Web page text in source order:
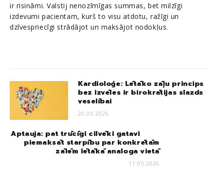
ir risināmi. Valstij nenozīmīgas summas, bet milzīgi
izdevumi pacientam, kurš to visu atdotu, ražīgi un
dzīvespriecīgi strādājot un maksājot nodokļus.
Kardioloģe: Lētāko zāļu princips
bez izvēles ir birokrātijas slazds
veselībai
20.05.2026
Aptauja: pat trūcīgi cilvēki gatavi
piemaksāt starpību par konkrētām
zālēm lētākā analoga vietā
11.05.2026